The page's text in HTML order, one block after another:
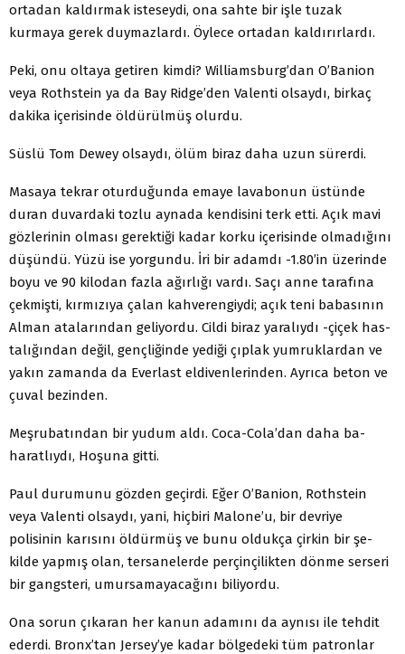
ortadan kaldırmak isteseydi, ona sahte bir işle tuzak
kurmaya gerek duymazlardı. Öylece ortadan kaldırırlardı.
Peki, onu oltaya getiren kimdi? Williamsburg’dan O’Banion
veya Rothstein ya da Bay Ridge’den Valenti olsay­dı, birkaç
dakika içerisinde öldürülmüş olurdu.
Süslü Tom Dewey olsaydı, ölüm biraz daha uzun sürerdi.
Masaya tekrar oturduğunda emaye lavabonun üstünde
duran duvardaki tozlu aynada kendisini terk etti. Açık mavi
gözlerinin olması gerektiği kadar korku içerisinde olmadığını
düşündü. Yüzü ise yorgundu. İri bir adamdı -1.80’in üzerin­de
boyu ve 90 kilodan fazla ağırlığı vardı. Saçı anne tarafına
çekmişti, kırmızıya çalan kahverengiydi; açık teni babasının
Alman atalarından geliyordu. Cildi biraz yaralıydı -çiçek has­
talığından değil, gençliğinde yediği çıplak yumruklardan ve
yakın zamanda da Everlast eldivenlerinden. Ayrıca beton ve
çuval bezinden.
Meşrubatından bir yudum aldı. Coca-Cola’dan daha ba­
haratlıydı, Hoşuna gitti.
Paul durumunu gözden geçirdi. Eğer O’Banion, Rothstein
veya Valenti olsaydı, yani, hiçbiri Malone’u, bir devriye
polisinin karısını öldürmüş ve bunu oldukça çirkin bir şe­
kilde yapmış olan, tersanelerde perçinçilikten dönme serseri
bir gangsteri, umursamayacağını biliyordu.
Ona sorun çıka­ran her kanun adamını da aynısı ile tehdit
ederdi. Bronx’tan Jersey’ye kadar bölgedeki tüm patronlar